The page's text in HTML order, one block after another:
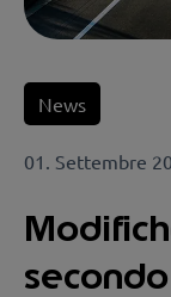
News
01. Settembre